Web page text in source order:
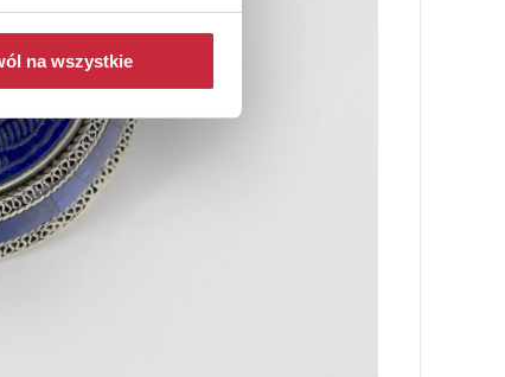
na wszystkie